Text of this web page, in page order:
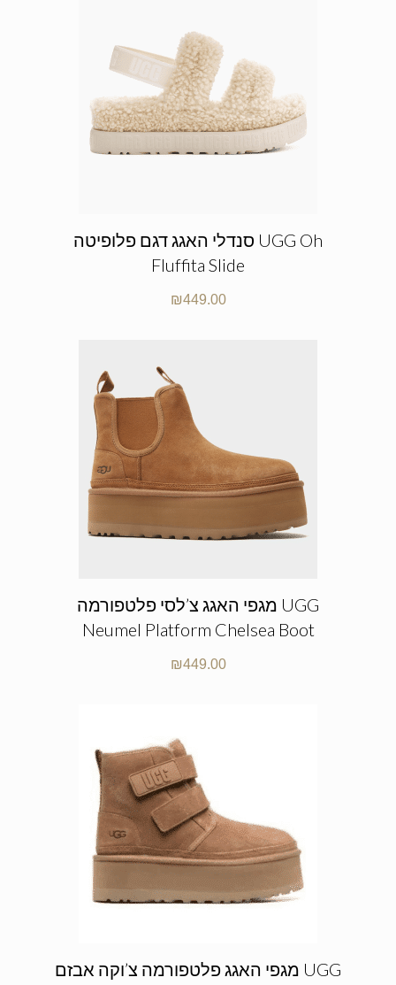
סנדלי האגג דגם פלופיטה UGG Oh
Fluffita Slide
₪449.00
מגפי האגג צ’לסי פלטפורמה UGG
Neumel Platform Chelsea Boot
₪449.00
מגפי האגג פלטפורמה צ’וקה אבזם UGG